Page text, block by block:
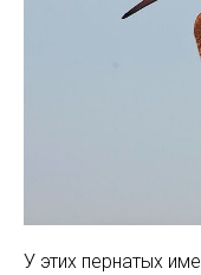
У этих пернатых